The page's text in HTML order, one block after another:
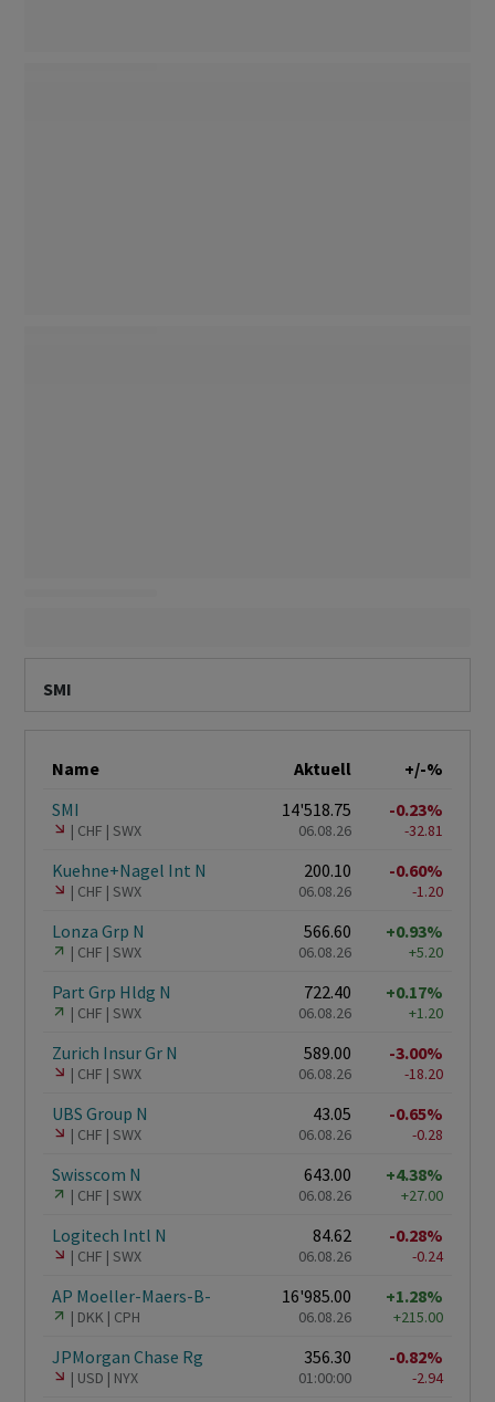
SMI
Name Aktuell
+/-%
SMI
CHF SWX
14'518.75
06.08.26
-0.23%
-32.81
Kuehne+Nagel Int N
CHF SWX
200.10
06.08.26
-0.60%
-1.20
Lonza Grp N
CHF SWX
566.60
06.08.26
+0.93%
+5.20
Part Grp Hldg N
CHF SWX
722.40
06.08.26
+0.17%
+1.20
Zurich Insur Gr N
CHF SWX
589.00
06.08.26
-3.00%
-18.20
UBS Group N
CHF SWX
43.05
06.08.26
-0.65%
-0.28
Swisscom N
CHF SWX
643.00
06.08.26
+4.38%
+27.00
Logitech Intl N
CHF SWX
84.62
06.08.26
-0.28%
-0.24
AP Moeller-Maers-B-
DKK CPH
16'985.00
06.08.26
+1.28%
+215.00
JPMorgan Chase Rg
USD NYX
356.30
01:00:00
-0.82%
-2.94